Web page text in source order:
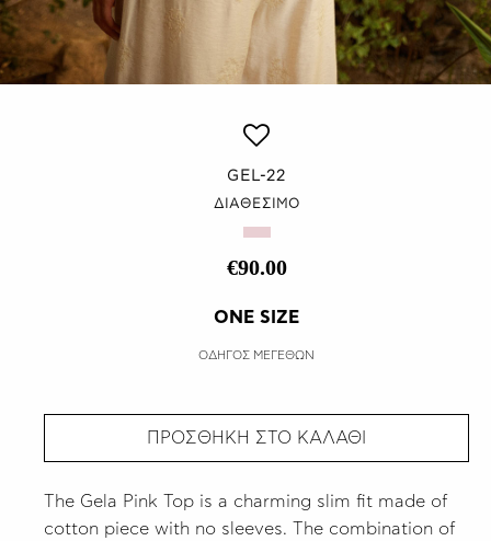
GEL-22
ΔΙΑΘΕΣΙΜΟ
€90.00
ONE SIZE
ΟΔΗΓΟΣ ΜΕΓΕΘΩΝ
ΠΡΟΣΘΗΚΗ ΣΤΟ ΚΑΛΑΘΙ
The Gela Pink Top is a charming slim fit made of
cotton piece with no sleeves. The combination of